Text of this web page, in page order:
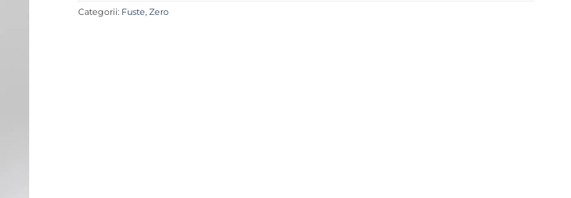
Categorii: Fuste,Zero